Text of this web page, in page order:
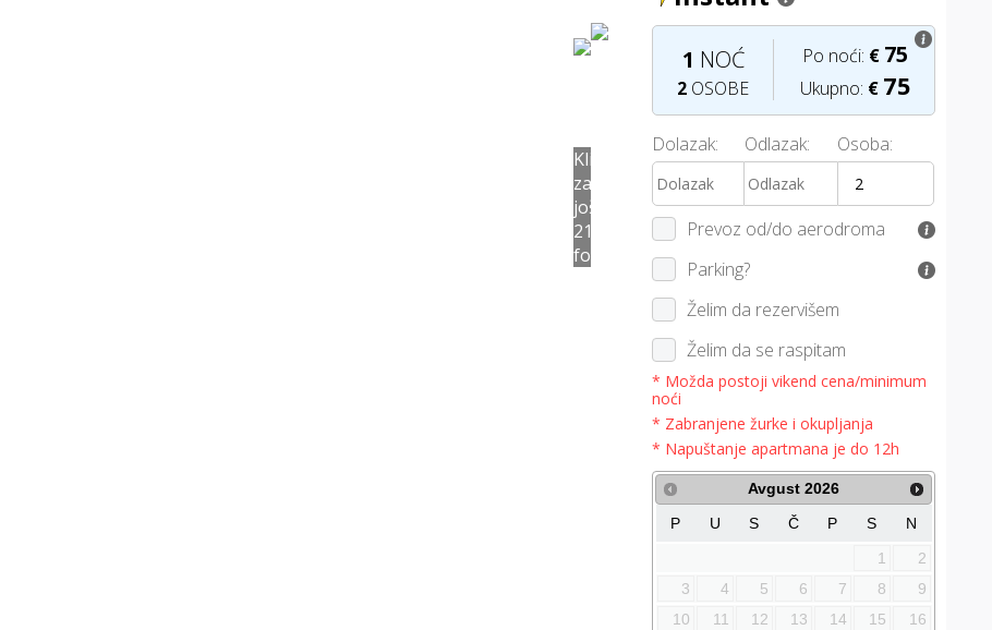
Po noći: € 75
Ukupno: € 75
1 NOĆ
2 OSOBE
Dolazak: Odlazak: Osoba:
Prevoz od/do aerodroma
Parking?
Želim da rezervišem
Želim da se raspitam
* Možda postoji vikend cena/minimum
noći
* Zabranjene žurke i okupljanja
* Napuštanje apartmana je do 12h
Avgust 2026
P
U S Č P S
N
1
2
3
4 5 6 7 8
9
10
11 12 13 14 15
16
Klikni
za
još
21
fotografija